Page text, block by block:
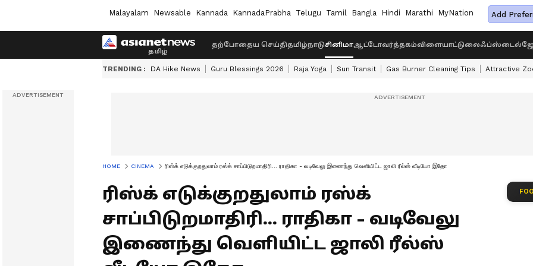
Malayalam Newsable Kannada KannadaPrabha Telugu Tamil Bangla Hindi Marathi MyNation Add
தற்போதைய செய்திதமிழ்நாடுசினிமாஆட்டோவர்த்தகம்விளையாட்டுலைஃப்ஸ்டைல்
TRENDING : DA Hike News Guru Blessings 2026 Raja Yoga Sun Transit Gas Burner Cleaning Tips Attractive
HOME CINEMA ரிஸ்க் எடுக்குறதுலாம் ரஸ்க் சாப்பிடுறமாதிரி... ராதிகா - வடிவேலு இணைந்து வெளியிட்ட ஜாலி ரீல்ஸ் வீடியோ இதோ
ரிஸ்க் எடுக்குறதுலாம் ரஸ்க்
சாப்பிடுறமாதிரி... ராதிகா - வடிவேலு
இணைந்து வெளியிட்ட ஜாலி ரீல்ஸ்